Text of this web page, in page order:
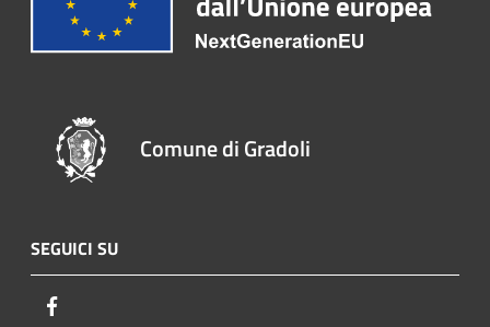
Comune di Gradoli
SEGUICI SU